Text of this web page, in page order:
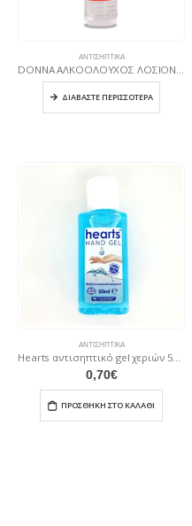
ΑΝΤΙΣΗΠΤΙΚΆ
DONNA ΑΛΚΟΟΛΟΥΧΟΣ ΛΟΣΙΟΝ 430ml 93ο
ΔΙΑΒΆΣΤΕ ΠΕΡΙΣΣΌΤΕΡΑ
ΑΝΤΙΣΗΠΤΙΚΆ
Hearts αντισηπτικό gel χεριών 50 ml
0,70€
ΠΡΟΣΘΉΚΗ ΣΤΟ ΚΑΛΆΘΙ